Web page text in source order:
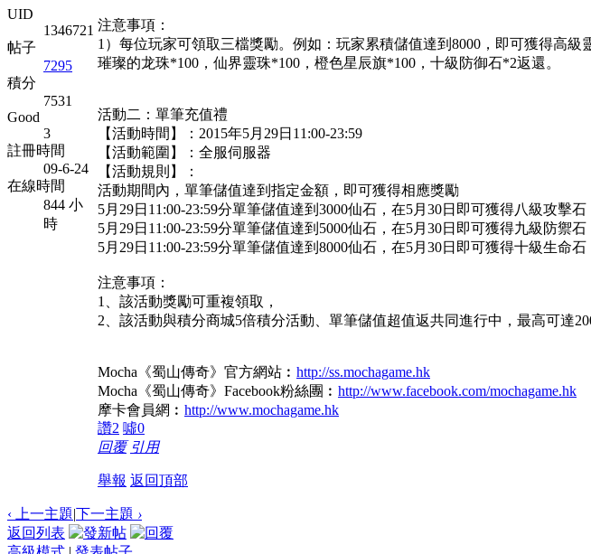
UID
1346721
帖子
7295
積分
7531
Good
3
註冊時間
09-6-24
在線時間
844 小
時
注意事項：
1）每位玩家可領取三檔獎勵。例如：玩家累積儲值達到8000，即可獲得高
璀璨的龙珠*100，仙界靈珠*100，橙色星辰旗*100，十級防御石*2返還。
活動二：單筆充值禮
【活動時間】：2015年5月29日11:00-23:59
【活動範圍】：全服伺服器
【活動規則】：
活動期間內，單筆儲值達到指定金額，即可獲得相應獎勵
5月29日11:00-23:59分單筆儲值達到3000仙石，在5月30日即可獲得八級攻擊石
5月29日11:00-23:59分單筆儲值達到5000仙石，在5月30日即可獲得九級防禦石
5月29日11:00-23:59分單筆儲值達到8000仙石，在5月30日即可獲得十級生命石
注意事項：
1、該活動獎勵可重複領取，
2、該活動與積分商城5倍積分活動、單筆儲值超值返共同進行中，最高可達
Mocha《蜀山傳奇》官方網站︰ http://ss.mochagame.hk
Mocha《蜀山傳奇》Facebook粉絲團︰ http://www.facebook.com/mochagame.hk
摩卡會員網︰ http://www.mochagame.hk
讚2 噓0
回覆 引用
舉報 返回頂部
‹ 上一主題|下一主題 ›
返回列表